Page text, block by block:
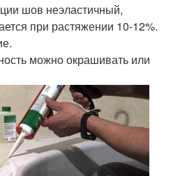
шов неэластичный,
при растяжении 10-12%.
можно окрашивать или